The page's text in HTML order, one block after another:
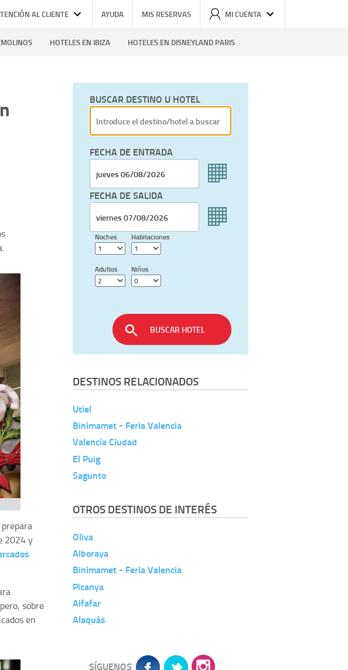
AL CLIENTE AYUDA MIS RESERVAS MI CUENTA
HOTELES EN IBIZA HOTELES EN DISNEYLAND PARIS
2024 y
sobre
en
BUSCAR DESTINO U HOTEL
FECHA DE ENTRADA
FECHA DE SALIDA
Noches Habitaciones
Adultos Niños
BUSCAR HOTEL
DESTINOS RELACIONADOS
Utiel
Binimamet - Feria Valencia
Valencia Ciudad
El Puig
Sagunto
OTROS DESTINOS DE INTERÉS
Oliva
Alboraya
Binimamet - Feria Valencia
Picanya
Alfafar
Alaquás
SÍGUENOS